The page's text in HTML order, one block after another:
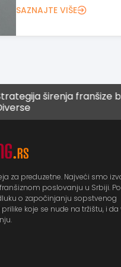
franšize brenda
za preduzetne. Najveći smo
poslovanju u Srbiji.
o započinjanju sopstvenog
koje se nude na tržištu, i